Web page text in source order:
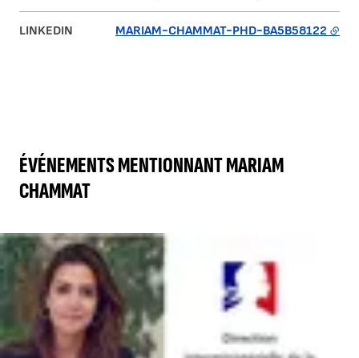
LINKEDIN MARIAM-CHAMMAT-PHD-BA5B58122
ÉVÉNEMENTS MENTIONNANT MARIAM
CHAMMAT